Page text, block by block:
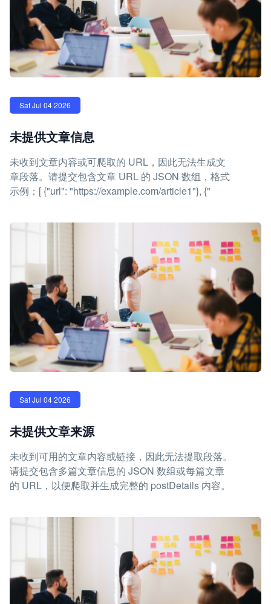
Sat Jul 04 2026
未提供文章信息
未收到文章内容或可爬取的 URL，因此无法生成文
章段落。请提交包含文章 URL 的 JSON 数组，格式
示例：[ {"url": "https://example.com/article1"}, {"
Sat Jul 04 2026
未提供文章来源
未收到可用的文章内容或链接，因此无法提取段落。
请提交包含多篇文章信息的 JSON 数组或每篇文章
的 URL，以便爬取并生成完整的 postDetails 内容。